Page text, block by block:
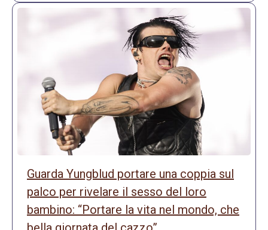
Guarda Yungblud portare una coppia sul
palco per rivelare il sesso del loro
bambino: “Portare la vita nel mondo, che